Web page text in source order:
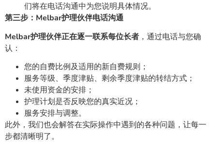
们将在电话沟通中为您说明具体情况。
第三步： Melbar护理伙伴电话沟通
Melbar护理伙伴正在逐一联系每位长者 ，通过电话与您确
认：
您的自费比例及适用的新自费规则；
服务等级、季度津贴、剩余季度津贴的转结方式；
未使用资金的安排；
护理计划是否反映您的真实近况；
服务安排与调整。
此外，我们也会解答在实际操作中遇到的各种问题，让每一
步都清晰明了。